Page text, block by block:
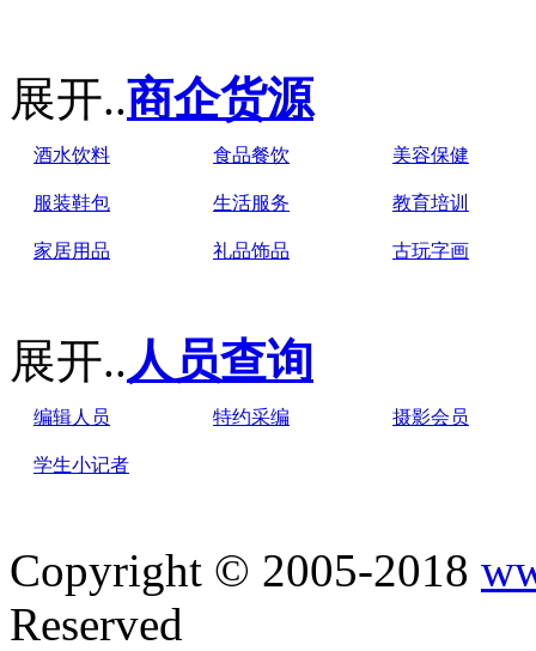
展开..商企货源
酒水饮料 食品餐饮 美容保健
服装鞋包 生活服务 教育培训
家居用品 礼品饰品 古玩字画
展开..人员查询
编辑人员 特约采编 摄影会员
学生小记者
Copyright © 2005-2018
Reserved